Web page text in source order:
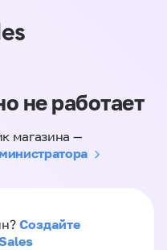
не работает
магазина —
Создайте